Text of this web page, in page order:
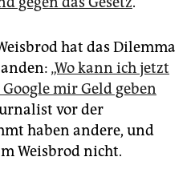
hat das Dilemma
„Wo kann ich jetzt
mir Geld geben
vor der
haben andere, und
Weisbrod nicht.